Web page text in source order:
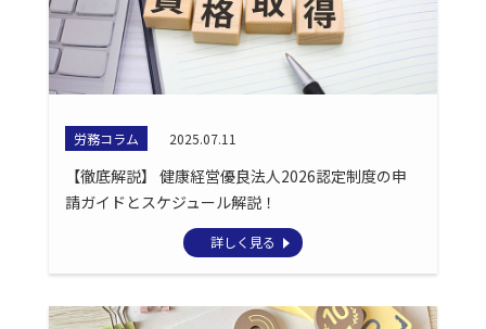
労務コラム 2025.07.11
【徹底解説】 健康経営優良法人2026認定制度の申
請ガイドとスケジュール解説！
詳しく見る